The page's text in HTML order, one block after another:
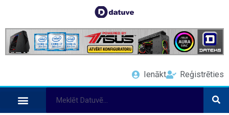
Ienākt Reģistrēties